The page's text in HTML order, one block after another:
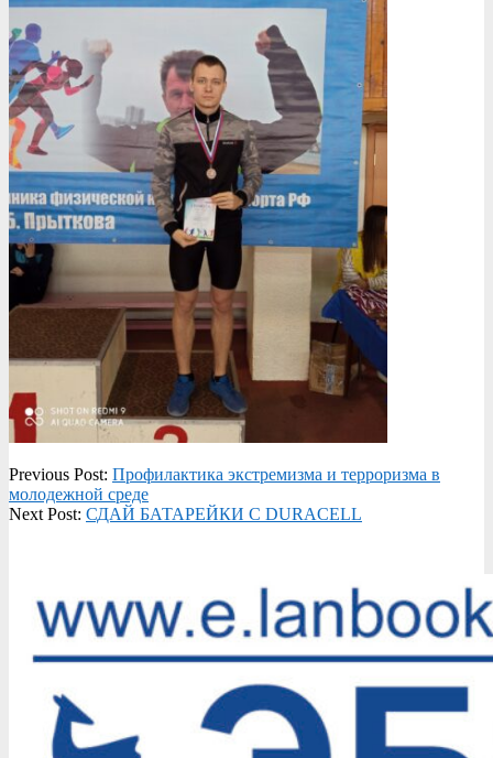
2023-
04-
18
Previous Post: Профилактика экстремизма и терроризма в
молодежной среде
Next Post: СДАЙ БАТАРЕЙКИ С DURACELL